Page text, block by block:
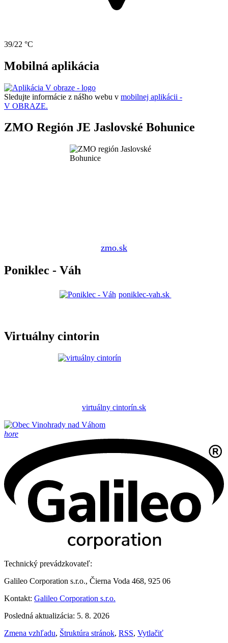
39/22 °C
Mobilná aplikácia
Sledujte informácie z nášho webu v mobilnej aplikácii -
V OBRAZE.
ZMO Región JE Jaslovské Bohunice
zmo.sk
Poniklec - Váh
poniklec-vah.sk
Virtuálny cintorin
virtuálny cintorín.sk
hore
Technický prevádzkovateľ:
Galileo Corporation s.r.o., Čierna Voda 468, 925 06
Kontakt: Galileo Corporation s.r.o.
Posledná aktualizácia: 5. 8. 2026
Zmena vzhľadu, Štruktúra stránok, RSS, Vytlačiť